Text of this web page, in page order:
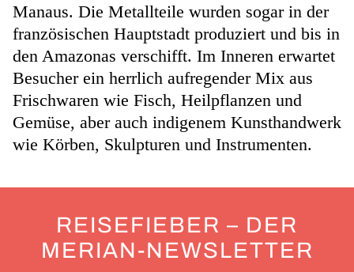
Manaus. Die Metallteile wurden sogar in der
französischen Hauptstadt produziert und bis in
den Amazonas verschifft. Im Inneren erwartet
Besucher ein herrlich aufregender Mix aus
Frischwaren wie Fisch, Heilpflanzen und
Gemüse, aber auch indigenem Kunsthandwerk
wie Körben, Skulpturen und Instrumenten.
REISEFIEBER – DER
MERIAN-NEWSLETTER